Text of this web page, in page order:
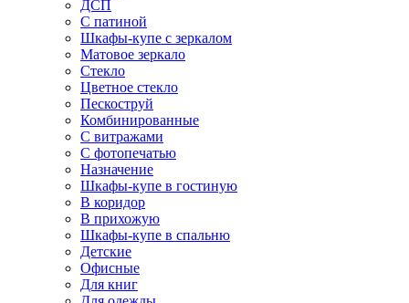
ДСП
С патиной
Шкафы-купе с зеркалом
Матовое зеркало
Стекло
Цветное стекло
Пескоструй
Комбинированные
С витражами
С фотопечатью
Назначение
Шкафы-купе в гостиную
В коридор
В прихожую
Шкафы-купе в спальню
Детские
Офисные
Для книг